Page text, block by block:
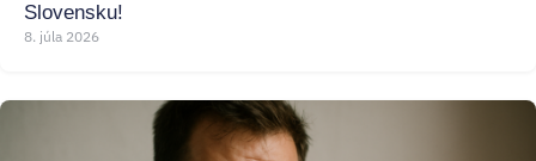
Slovensku!
8. júla 2026